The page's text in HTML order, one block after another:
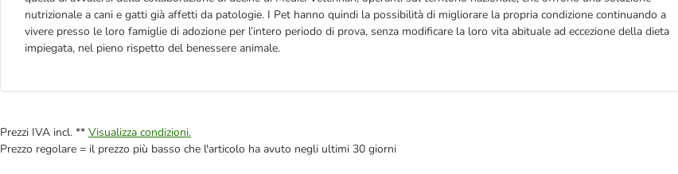
nutrizionale a cani e gatti già affetti da patologie. I Pet hanno quindi la possibilità di migliorare la propria condizione continuando a
vivere presso le loro famiglie di adozione per l’intero periodo di prova, senza modificare la loro vita abituale ad eccezione della dieta
impiegata, nel pieno rispetto del benessere animale.
Prezzi IVA incl. ** Visualizza condizioni.
Prezzo regolare = il prezzo più basso che l'articolo ha avuto negli ultimi 30 giorni